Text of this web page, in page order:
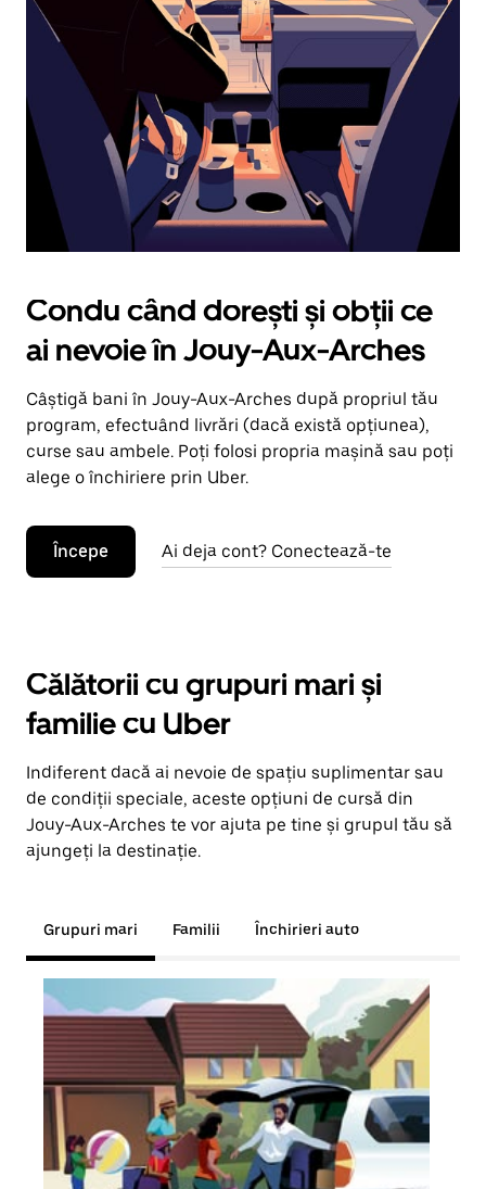
în
jos.
Închide
calendarul
apăsând
pe
butonul
Escape.
Condu când dorești și obții ce
ai nevoie în Jouy-Aux-Arches
Câștigă bani în Jouy-Aux-Arches după propriul tău
program, efectuând livrări (dacă există opțiunea),
curse sau ambele. Poți folosi propria mașină sau poți
alege o închiriere prin Uber.
Începe Ai deja cont? Conectează-te
Călătorii cu grupuri mari și
familie cu Uber
Indiferent dacă ai nevoie de spațiu suplimentar sau
de condiții speciale, aceste opțiuni de cursă din
Jouy-Aux-Arches te vor ajuta pe tine și grupul tău să
ajungeți la destinație.
Grupuri mari Familii Închirieri auto